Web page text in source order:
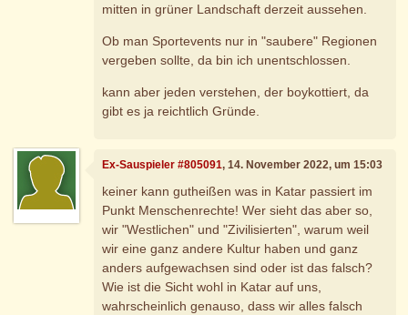
mitten in grüner Landschaft derzeit aussehen.
Ob man Sportevents nur in "saubere" Regionen
vergeben sollte, da bin ich unentschlossen.
kann aber jeden verstehen, der boykottiert, da
gibt es ja reichtlich Gründe.
Ex-Sauspieler #805091, 14. November 2022, um 15:03
keiner kann gutheißen was in Katar passiert im
Punkt Menschenrechte! Wer sieht das aber so,
wir "Westlichen" und "Zivilisierten", warum weil
wir eine ganz andere Kultur haben und ganz
anders aufgewachsen sind oder ist das falsch?
Wie ist die Sicht wohl in Katar auf uns,
wahrscheinlich genauso, dass wir alles falsch